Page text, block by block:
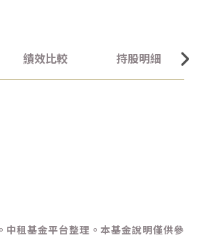
績效比較 持股明細
租基金平台整理。本基金說明僅供參